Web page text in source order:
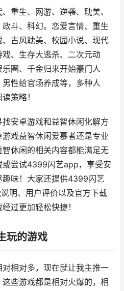
重生、网游、逆袭、耽美、
斗、科幻。恋爱言情、重生
古风耽美、校园小说、现代
、生存大逃杀、二次元动
圈、千金归来开始豪门人
性给官场养成等，多种人
策略！
安卓游戏和益智休闲化解方
戏益智休闲爱慕者还是专业
休闲的相关内容都能满足无
或尝试4399闪艺app，享受安
味！大家还提供4399闪艺
明、用户评价以及官方下载
过更加轻松快捷！
玩的游戏
相对多，现在就让我主推一
些游戏都是相对火爆的，相